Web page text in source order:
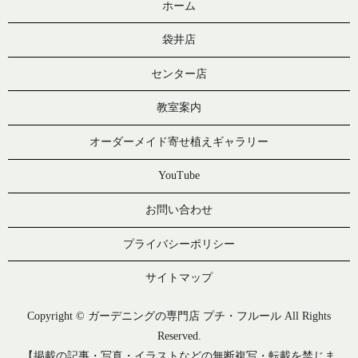
ホーム
袋井店
センター店
教室案内
オーダーメイド寄せ植えギャラリー
YouTube
お問い合わせ
プライバシーポリシー
サイトマップ
Copyright © ガーデニングの専門店 プチ・フルール All Rights
Reserved.